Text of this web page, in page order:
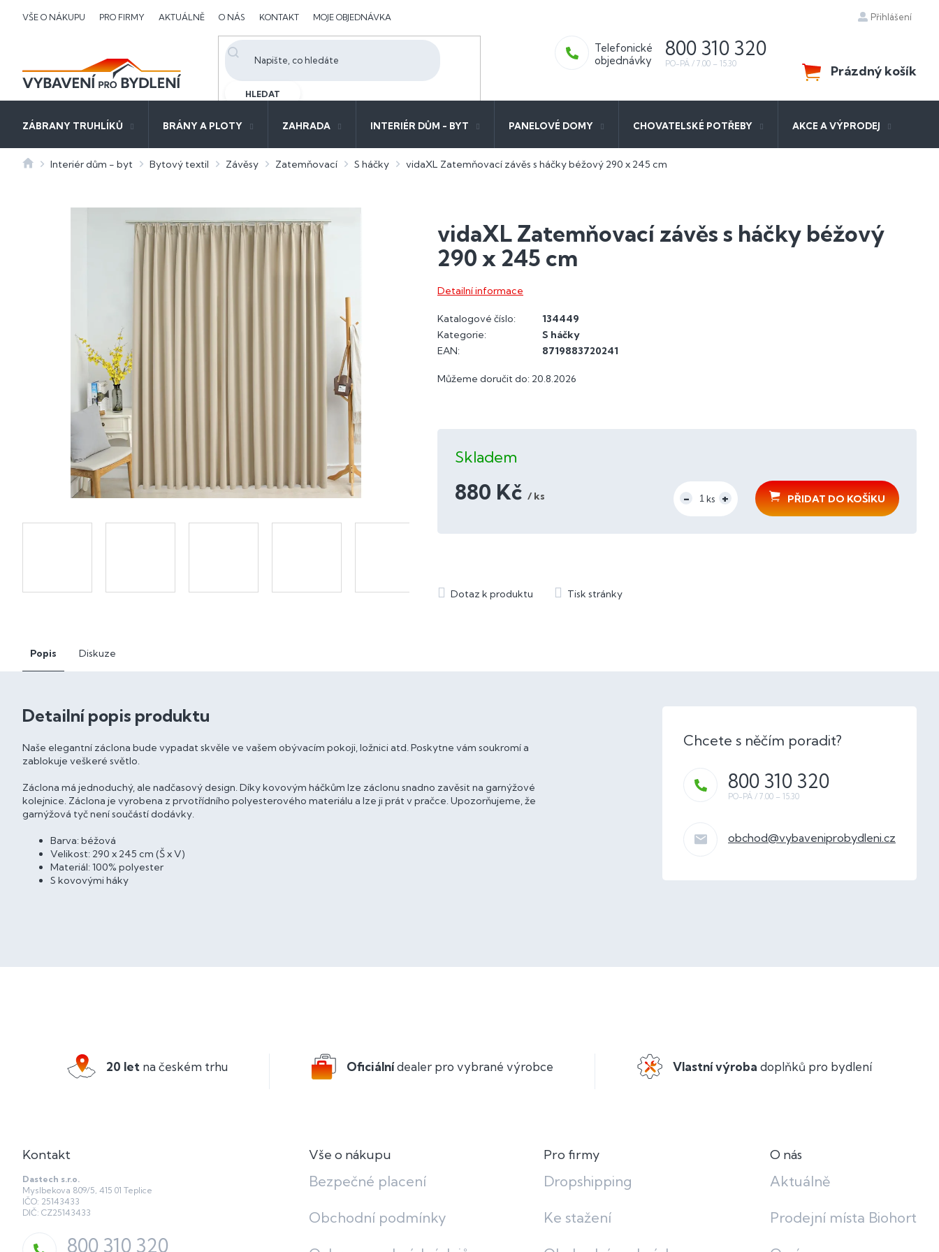
VŠE O NÁKUPU PRO FIRMY AKTUÁLNĚ O NÁS KONTAKT MOJE OBJEDNÁVKA Přihlášení
HLEDAT
800 310 320
NÁKUPNÍ
KOŠÍK
Prázdný košík
ZÁBRANY TRUHLÍKŮ BRÁNY A PLOTY ZAHRADA INTERIÉR DŮM - BYT PANELOVÉ DOMY CHOVATELSKÉ POTŘEBY AKCE A VÝPRODEJ
DomůInteriér dům - byt Bytový textil Závěsy Zatemňovací S háčky vidaXL Zatemňovací závěs s háčky béžový 290 x 245 cm
vidaXL Zatemňovací závěs s háčky béžový
290 x 245 cm
Můžeme doručit do: 20.8.2026
Skladem
880 Kč / ks
PŘIDAT DO KOŠÍKU
Detailní informace
Katalogové číslo:
134449
Kategorie:
S háčky
EAN: 8719883720241
Popis Diskuze
Detailní popis produktu
Naše elegantní záclona bude vypadat skvěle ve vašem obývacím pokoji, ložnici atd. Poskytne vám soukromí a
zablokuje veškeré světlo.
Záclona má jednoduchý, ale nadčasový design. Díky kovovým háčkům lze záclonu snadno zavěsit na garnýžové
kolejnice. Záclona je vyrobena z prvotřídního polyesterového materiálu a lze ji prát v pračce. Upozorňujeme, že
garnýžová tyč není součástí dodávky.
Barva: béžová
Velikost: 290 x 245 cm (Š x V)
Materiál: 100% polyester
S kovovými háky
obchod@vybaveniprobydleni.cz
800 310 320
20 let na českém trhu Oficiálnídealer pro vybrané výrobce Vlastní výroba doplňků pro bydlení
Kontakt
Dastech s.r.o.
Myslbekova 809/5, 415 01 Teplice
IČO: 25143433
DIČ: CZ25143433
800 310 320
Vše o nákupu
Bezpečné placení
Obchodní podmínky
Pro firmy
Dropshipping
Ke stažení
O nás
Aktuálně
Prodejní místa Biohort